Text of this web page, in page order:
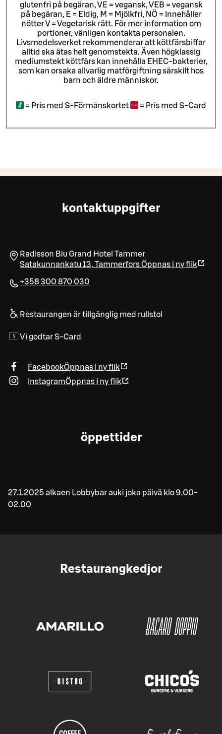
glutenfri på begäran, VE = vegansk, VEB = vegansk
på begäran, E = Eldig, M = Mjölkfri, NÖ = Innehåller
nötter V = Vegetarisk rätt. För mer information om
portioner, vänligen kontakta personalen.
Livsmedelsverket rekommenderar att köttfärsbiffar
alltid ska ätas helt genomstekta. Även högklassig
mediumstekt köttfärs kan innehålla EHEC-bakterier,
som kan orsaka allvarlig matförgiftning särskilt hos
barn och äldre människor.
= Pris med S-Förmånskortet = Pris med S-Card
kontaktuppgifter
Radisson Blu Grand Hotel Tammer
Satakunnankatu 13, TammerforsÖppnas i ny flik
+358 300 870 030
Restaurangen är tillgänglig med rullstol
Vi godtar S-Card
FacebookÖppnas i ny flik
InstagramÖppnas i ny flik
öppettider
27.1.2025 alkaen Lobbybar auki joka päivä klo 9.00-
02.00
Restaurangkedjor